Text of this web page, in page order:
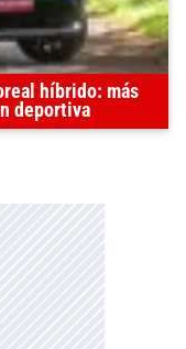
híbrido: más
deportiva